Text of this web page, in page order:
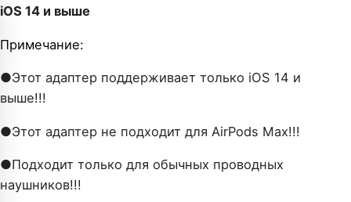
iOS 14 и выше
Примечание:
●Этот адаптер поддерживает только iOS 14 и
выше!!!
●Этот адаптер не подходит для AirPods Max!!!
●Подходит только для обычных проводных
наушников!!!